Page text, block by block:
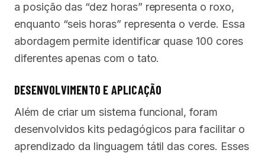
a posição das “dez horas” representa o roxo,
enquanto “seis horas” representa o verde. Essa
abordagem permite identificar quase 100 cores
diferentes apenas com o tato.
DESENVOLVIMENTO E APLICAÇÃO
Além de criar um sistema funcional, foram
desenvolvidos kits pedagógicos para facilitar o
aprendizado da linguagem tátil das cores. Esses